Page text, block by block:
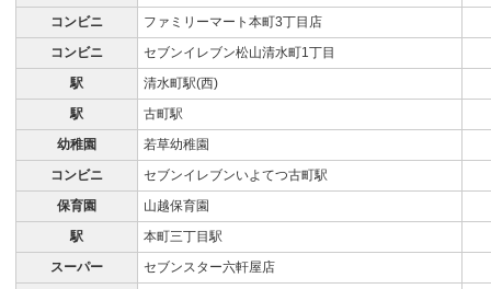
コンビニ
ファミリーマート本町3丁目店
コンビニ
セブンイレブン松山清水町1丁目
駅
清水町駅(西)
駅
古町駅
幼稚園
若草幼稚園
コンビニ
セブンイレブンいよてつ古町駅
保育園
山越保育園
駅
本町三丁目駅
スーパー
セブンスター六軒屋店